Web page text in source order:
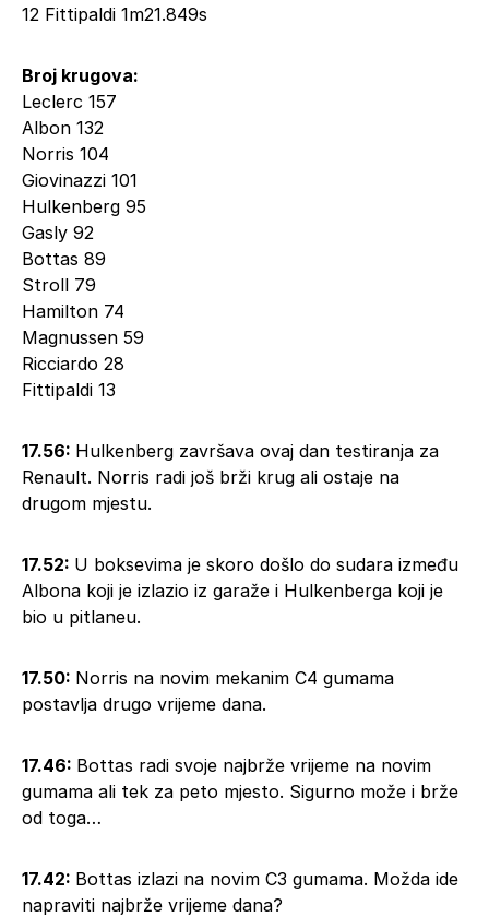
12 Fittipaldi 1m21.849s
Broj krugova:
Leclerc 157
Albon 132
Norris 104
Giovinazzi 101
Hulkenberg 95
Gasly 92
Bottas 89
Stroll 79
Hamilton 74
Magnussen 59
Ricciardo 28
Fittipaldi 13
17.56: Hulkenberg završava ovaj dan testiranja za
Renault. Norris radi još brži krug ali ostaje na
drugom mjestu.
17.52: U boksevima je skoro došlo do sudara između
Albona koji je izlazio iz garaže i Hulkenberga koji je
bio u pitlaneu.
17.50: Norris na novim mekanim C4 gumama
postavlja drugo vrijeme dana.
17.46: Bottas radi svoje najbrže vrijeme na novim
gumama ali tek za peto mjesto. Sigurno može i brže
od toga…
17.42: Bottas izlazi na novim C3 gumama. Možda ide
napraviti najbrže vrijeme dana?